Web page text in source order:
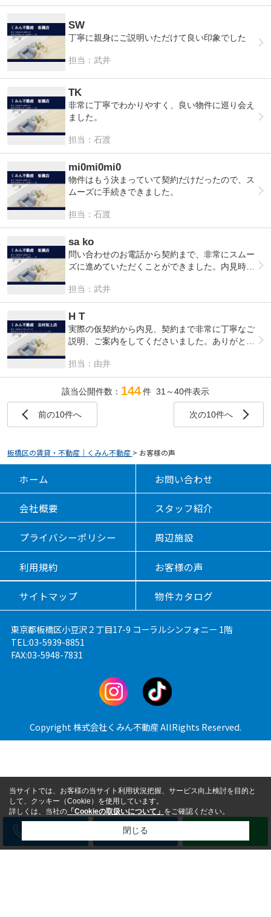
ました。また機会があればぜひお願いしたいと思
SW
丁寧に親身にご説明いただけて良い印象でした
担当：武井
TK
非常に丁寧でわかりやすく、良い物件に巡り会え
ました。
担当：石渡
mi0mi0mi0
物件はもう決まっていて契約だけだったので、ス
ムーズに手続きできました。
担当：石渡
sa ko
問い合わせのお電話から契約まで、非常にスムー
ズに進めていただくことができました。内見時も
えいただけて、レスポンスも早いので安心してお
任せすることができました。ありがとうございま
した！
担当：武井
H T
実際の仮契約から内見、契約まで非常に丁寧なご
説明、ご案内をしてくださいました。ありがとう
担当：由井
該当公開件数： 144件 31～40件表示
前の10件へ 次の10件へ
板橋区の賃貸・不動産｜くみん不動産 > お客様の声
ホーム お問い合わせ
会社概要 スタッフ紹介
プライバシーポリシー 周辺施設
利用規約 お客様の声
サイトマップ 物件カタログ
東京都板橋区小豆沢２丁目17-9 コーラルシンフォニー 1階
TEL:03-5939-8851
FAX:03-5948-7831
Copyright 株式会社くみん不動産 AllRights Reserved.
メール
当サイトでは、お客様の当サイト利用状況把握、サービス向上検討を目的と
して、クッキー（Cookie）を使用しています。
詳しくは、当社の 「Cookieの取扱いについて」 をご確認ください。
閉じる